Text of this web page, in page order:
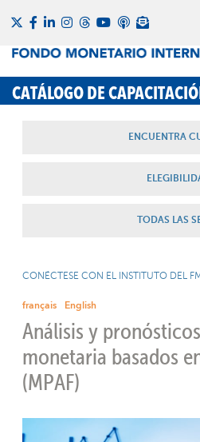
CATÁLOGO DE
ENCUENTRA
TODAS LAS
CONÉCTESE CON EL INSTITUTO DEL
français English
Análisis y
monetaria basados
(MPAF)